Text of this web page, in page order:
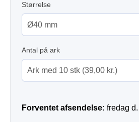
Størrelse
Antal på ark
Forventet afsendelse: fredag